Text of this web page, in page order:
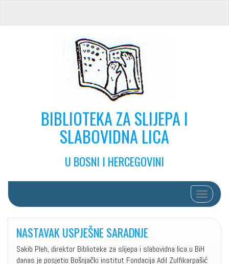
BIBLIOTEKA ZA SLIJEPA I
SLABOVIDNA LICA
U BOSNI I HERCEGOVINI
Toggle
NASTAVAK USPJEŠNE SARADNJE
Sakib Pleh, direktor Biblioteke za slijepa i slabovidna lica u BiH
danas je posjetio Bošnjački institut Fondacija Adil Zulfikarpašić